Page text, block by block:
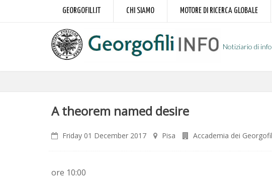
GEORGOFILI.IT CHI SIAMO MOTORE DI RICERCA GLOBALE
Notiziario di
A theorem named desire
Friday 01 December 2017 Pisa Accademia dei
ore 10:00